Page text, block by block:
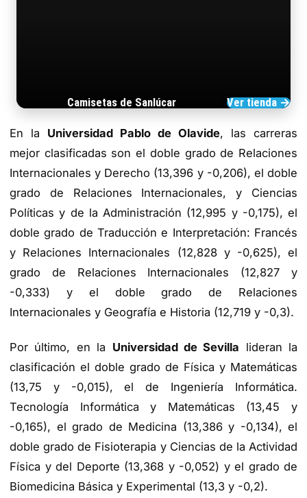
Camisetas de Sanlúcar Ver tienda →
En la Universidad Pablo de Olavide, las carreras
mejor clasificadas son el doble grado de Relaciones
Internacionales y Derecho (13,396 y -0,206), el doble
grado de Relaciones Internacionales, y Ciencias
Políticas y de la Administración (12,995 y -0,175), el
doble grado de Traducción e Interpretación: Francés
y Relaciones Internacionales (12,828 y -0,625), el
grado de Relaciones Internacionales (12,827 y
-0,333) y el doble grado de Relaciones
Internacionales y Geografía e Historia (12,719 y -0,3).
Por último, en la Universidad de Sevilla lideran la
clasificación el doble grado de Física y Matemáticas
(13,75 y -0,015), el de Ingeniería Informática.
Tecnología Informática y Matemáticas (13,45 y
-0,165), el grado de Medicina (13,386 y -0,134), el
doble grado de Fisioterapia y Ciencias de la Actividad
Física y del Deporte (13,368 y -0,052) y el grado de
Biomedicina Básica y Experimental (13,3 y -0,2).